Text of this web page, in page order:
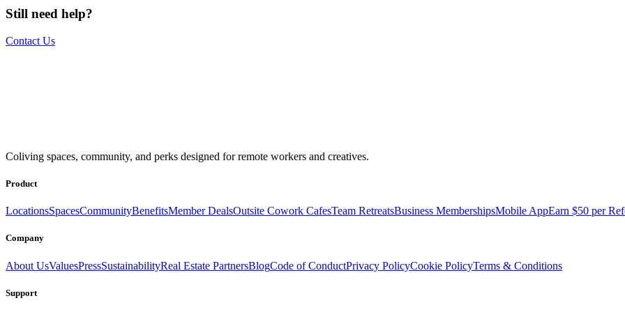
Still need help?
Contact Us
Book a Stay
Coliving spaces, community, and perks designed for remote workers and creatives.
Product
LocationsSpacesCommunityBenefitsMember DealsOutsite Cowork CafesTeam RetreatsBusiness MembershipsMobile AppEarn $50 per
Company
About UsValuesPressSustainabilityReal Estate PartnersBlogCode of ConductPrivacy PolicyCookie PolicyTerms & Conditions
Support